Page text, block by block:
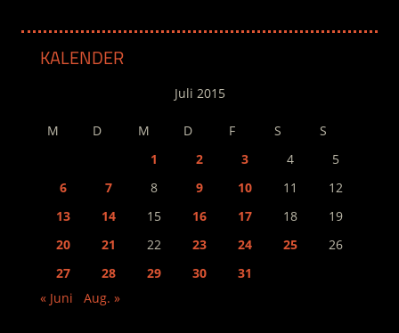
KALENDER
Juli 2015
M D M D F S
S
1
2 3 4
5
6
7 8 9 10 11
12
13
14 15 16 17 18
19
20
21 22 23 24 25
26
27
28 29 30
31
« Juni
Aug. »